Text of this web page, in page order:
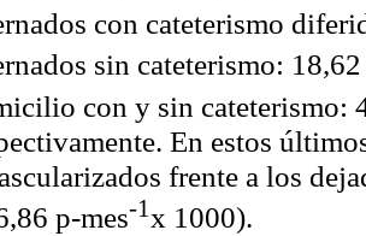
con cateterismo
sin cateterismo:
con y sin cateterismo:
En estos
frente a los
p-mes-1x 1000).